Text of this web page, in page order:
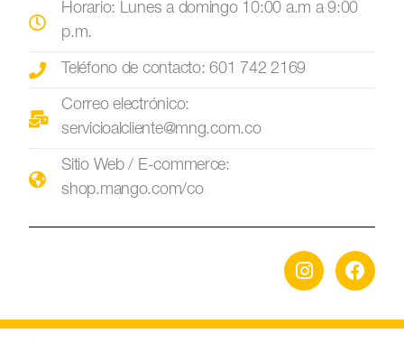
Horario: Lunes a domingo 10:00 a.m a 9:00
p.m.
Teléfono de contacto: 601 742 2169
Correo electrónico:
servicioalcliente@mng.com.co
Sitio Web / E-commerce:
shop.mango.com/co